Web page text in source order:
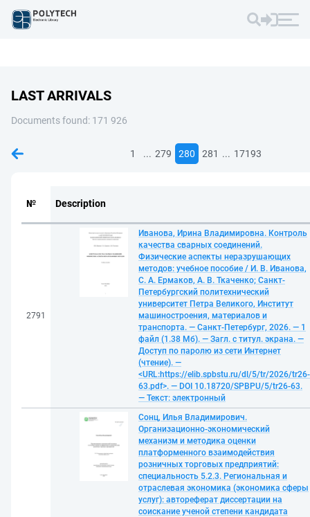
LAST ARRIVALS
Documents found: 171 926
1 ... 279 280 281 ... 17193
№ Description
2791
Иванова, Ирина Владимировна. Контроль
качества сварных соединений.
Физические аспекты неразрушающих
методов: учебное пособие / И. В. Иванова,
С. А. Ермаков, А. В. Ткаченко; Санкт-
Петербургский политехнический
университет Петра Великого, Институт
машиностроения, материалов и
транспорта. — Санкт-Петербург, 2026. — 1
файл (1.38 Мб). — Загл. с титул. экрана. —
Доступ по паролю из сети Интернет
(чтение). —
<URL:https://elib.spbstu.ru/dl/5/tr/2026/tr26-
63.pdf>. — DOI 10.18720/SPBPU/5/tr26-63.
— Текст: электронный
Сонц, Илья Владимирович.
Организационно-экономический
механизм и методика оценки
платформенного взаимодействия
розничных торговых предприятий:
специальность 5.2.3. Региональная и
отраслевая экономика (экономика сферы
услуг): автореферат диссертации на
соискание ученой степени кандидата